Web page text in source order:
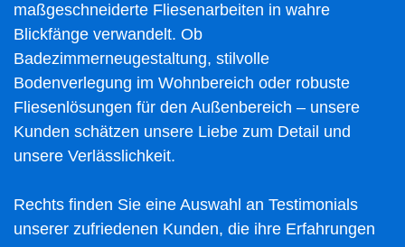
maßgeschneiderte Fliesenarbeiten in wahre
Blickfänge verwandelt. Ob
Badezimmerneugestaltung, stilvolle
Bodenverlegung im Wohnbereich oder robuste
Fliesenlösungen für den Außenbereich – unsere
Kunden schätzen unsere Liebe zum Detail und
unsere Verlässlichkeit.
Rechts finden Sie eine Auswahl an Testimonials
unserer zufriedenen Kunden, die ihre Erfahrungen